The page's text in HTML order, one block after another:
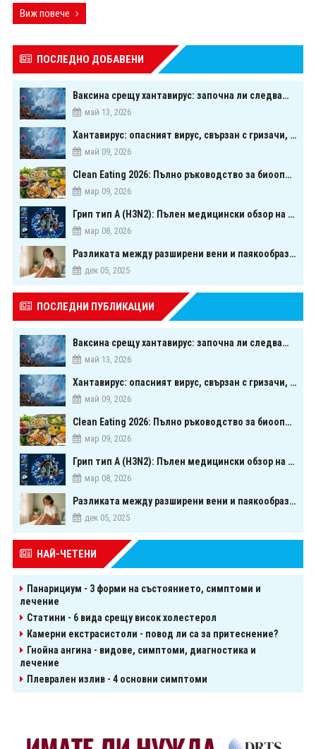
Виж повече
ПОСЛЕДНО ДОБАВЕНИ
Ваксина срещу хантавирус: започна ли следващата голяма надпревара в медицината?
май 13, 2026
Хантавирус: опасният вирус, свързан с гризачи, който предизвика тревога в Европа
май 09, 2026
Clean Eating 2026: Пълно ръководство за биооптимизация чрез хранене
мар 09, 2026
Грип тип A (H3N2): Пълен медицински обзор на сезонния щам през 2026 г.
мар 08, 2026
Разликата между разширени вени и паякообразни вени - и как наистина можете да ги предотвратите
дек 05, 2025
ПОСЛЕДНИ ПУБЛИКАЦИИ
Ваксина срещу хантавирус: започна ли следващата голяма надпревара в медицината?
май 13, 2026
Хантавирус: опасният вирус, свързан с гризачи, който предизвика тревога в Европа
май 09, 2026
Clean Eating 2026: Пълно ръководство за биооптимизация чрез хранене
мар 09, 2026
Грип тип A (H3N2): Пълен медицински обзор на сезонния щам през 2026 г.
мар 08, 2026
Разликата между разширени вени и паякообразни вени - и как наистина можете да ги предотвратите
дек 05, 2025
НАЙ-ЧЕТЕНИ
Панарициум - 3 форми на състоянието, симптоми и
лечение
Статини - 6 вида срещу висок холестерол
Камерни екстрасистоли - повод ли са за притеснение?
Гнойна ангина - видове, симптоми, диагностика и
лечение
Плеврален излив - 4 основни симптоми